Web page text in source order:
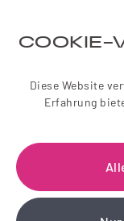
Einfach
COOKIE-
Diese Website
Erfahrung